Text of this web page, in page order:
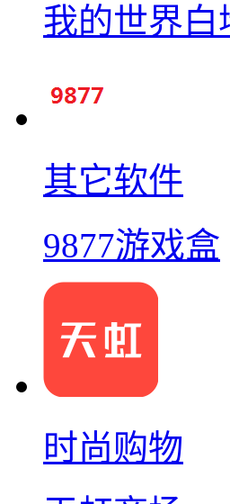
我的世界白
其它软件
9877游戏盒
时尚购物